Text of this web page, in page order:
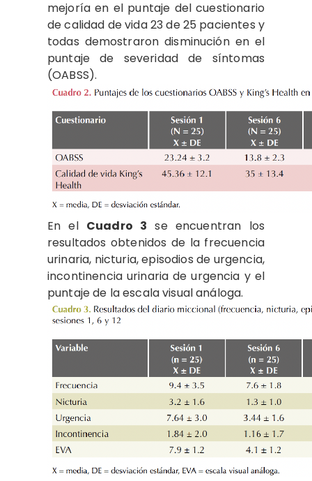
mejoría en el puntaje del cuestionario
de calidad de vida 23 de 25 pacientes y
todas demostraron disminución en el
puntaje de severidad de síntomas
(OABSS).
En el Cuadro 3 se encuentran los
resultados obtenidos de la frecuencia
urinaria, nicturia, episodios de urgencia,
incontinencia urinaria de urgencia y el
puntaje de la escala visual análoga.